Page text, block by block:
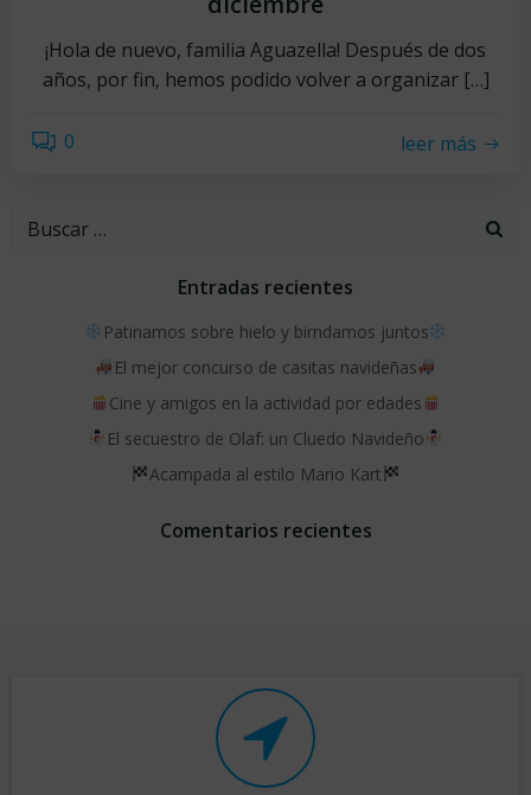
¡Hola de nuevo, familia Aguazella! Después de dos
años, por fin, hemos podido volver a organizar […]
0 leer más
Buscar:
Entradas recientes
Patinamos sobre hielo y birndamos juntos
El mejor concurso de casitas navideñas
Cine y amigos en la actividad por edades
El secuestro de Olaf: un Cluedo Navideño
Acampada al estilo Mario Kart
Comentarios recientes